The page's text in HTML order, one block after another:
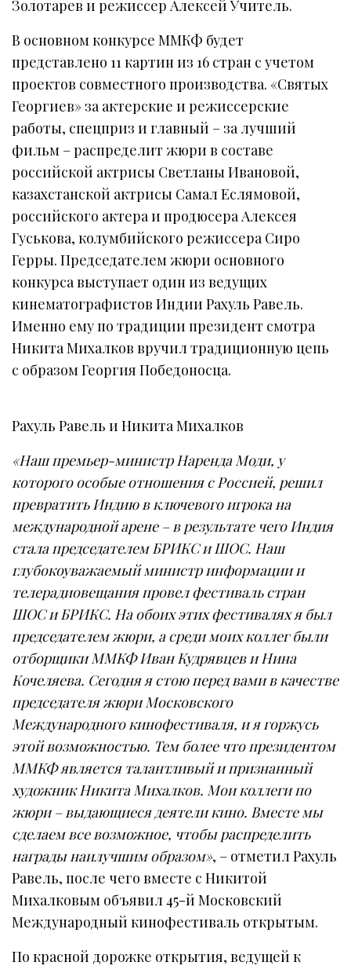
Золотарев и режиссер Алексей Учитель.
В основном конкурсе ММКФ будет
представлено 11 картин из 16 стран с учетом
проектов совместного производства. «Святых
Георгиев» за актерские и режиссерские
работы, спецприз и главный – за лучший
фильм – распределит жюри в составе
российской актрисы Светланы Ивановой,
казахстанской актрисы Самал Еслямовой,
российского актера и продюсера Алексея
Гуськова, колумбийского режиссера Сиро
Герры. Председателем жюри основного
конкурса выступает один из ведущих
кинематографистов Индии Рахуль Равель.
Именно ему по традиции президент смотра
Никита Михалков вручил традиционную цепь
с образом Георгия Победоносца.
Рахуль Равель и Никита Михалков
«Наш премьер-министр Наренда Моди, у
которого особые отношения с Россией, решил
превратить Индию в ключевого игрока на
международной арене – в результате чего Индия
стала председателем БРИКС и ШОС. Наш
глубокоуважаемый министр информации и
телерадиовещания провел фестиваль стран
ШОС и БРИКС. На обоих этих фестивалях я был
председателем жюри, а среди моих коллег были
отборщики ММКФ Иван Кудрявцев и Нина
Кочеляева. Сегодня я стою перед вами в качестве
председателя жюри Московского
Международного кинофестиваля, и я горжусь
этой возможностью. Тем более что президентом
ММКФ является талантливый и признанный
художник Никита Михалков. Мои коллеги по
жюри – выдающиеся деятели кино. Вместе мы
сделаем все возможное, чтобы распределить
награды наилучшим образом», – отметил Рахуль
Равель, после чего вместе с Никитой
Михалковым объявил 45-й Московский
Международный кинофестиваль открытым.
По красной дорожке открытия, ведущей к